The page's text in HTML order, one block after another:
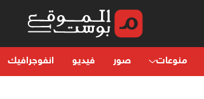
منوعات صور فيديو انفوجرافيك